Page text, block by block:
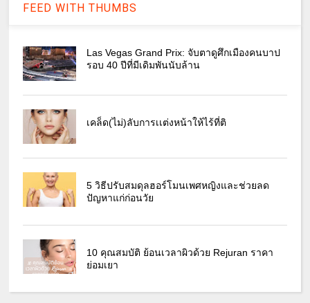
FEED WITH THUMBS
Las Vegas Grand Prix: จับตาดูศึกเมืองคนบาป
รอบ 40 ปีที่มีเดิมพันนับล้าน
เคล็ด(ไม่)ลับการเเต่งหน้าให้ไร้ที่ติ
5 วิธีปรับสมดุลฮอร์โมนเพศหญิงและช่วยลด
ปัญหาแก่ก่อนวัย
10 คุณสมบัติ ย้อนเวลาผิวด้วย Rejuran ราคา
ย่อมเยา